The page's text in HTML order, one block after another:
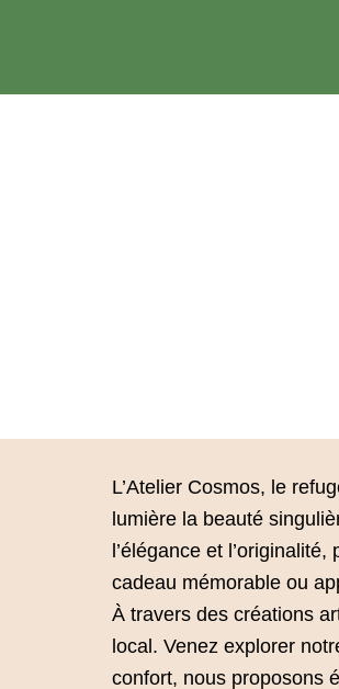
L’Atelier Cosmos, le
lumière la beauté
l’élégance et
cadeau mémorable ou
À travers des créations
local. Venez explorer
confort, nous proposons